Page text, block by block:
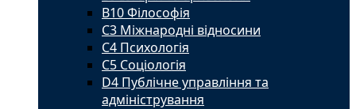
B10 Філософія
C3 Міжнародні відносини
C4 Психологія
С5 Соціологія
D4 Публічне управління та
адміністрування